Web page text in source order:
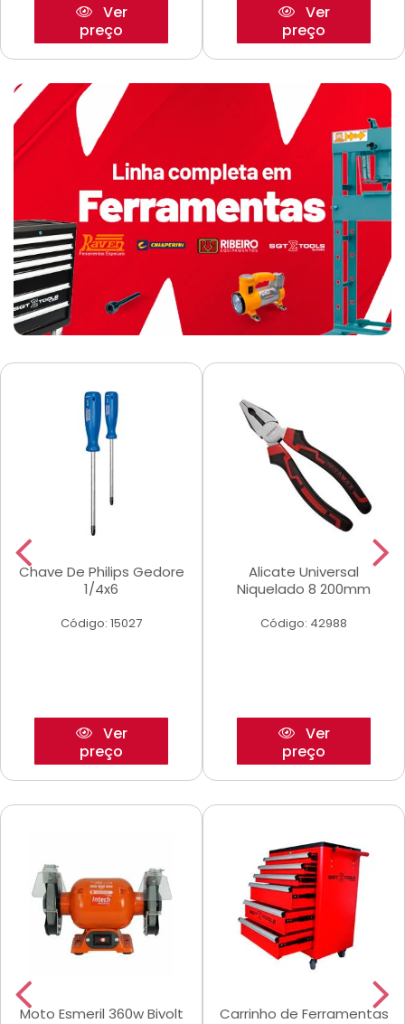
Ver
preço
Ver
preço
Chave De Philips Gedore
1/4x6
Código: 15027
Ver
preço
Alicate Universal
Niquelado 8 200mm
Código: 42988
Ver
preço
Moto Esmeril 360w Bivolt
Carrinho de Ferramentas